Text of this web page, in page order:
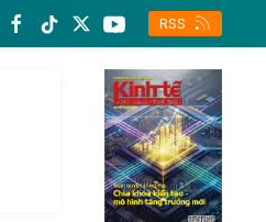
kinh tế của Thông tấn xã Việt
RSS